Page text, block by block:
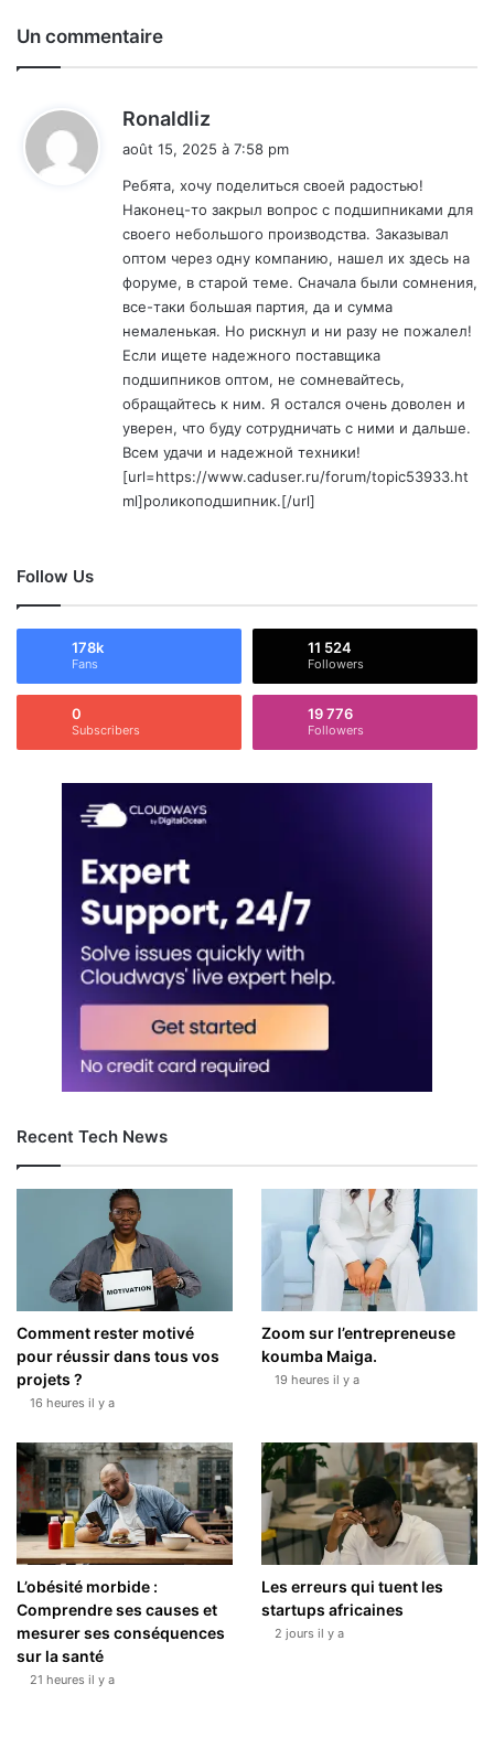
Un commentaire
Ronaldliz
i
:
août 15, 2025 à 7:58 pm
Ребята, хочу поделиться своей радостью!
Наконец-то закрыл вопрос с подшипниками для
своего небольшого производства. Заказывал
оптом через одну компанию, нашел их здесь на
форуме, в старой теме. Сначала были сомнения,
все-таки большая партия, да и сумма
немаленькая. Но рискнул и ни разу не пожалел!
Если ищете надежного поставщика
подшипников оптом, не сомневайтесь,
обращайтесь к ним. Я остался очень доволен и
уверен, что буду сотрудничать с ними и дальше.
Всем удачи и надежной техники!
[url=https://www.caduser.ru/forum/topic53933.ht
ml]роликоподшипник.[/url]
Follow Us
178k
Fans
11 524
Followers
0
Subscribers
19 776
Followers
Recent Tech News
Comment rester motivé
pour réussir dans tous vos
projets ?
16 heures il y a
Zoom sur l’entrepreneuse
koumba Maiga.
19 heures il y a
L’obésité morbide :
Comprendre ses causes et
mesurer ses conséquences
sur la santé
21 heures il y a
Les erreurs qui tuent les
startups africaines
2 jours il y a